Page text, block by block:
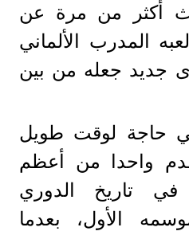
أكثر من مرة عن
المدرب الألماني
جديد جعله من بين
حاجة لوقت طويل
واحدا من أعظم
في تاريخ الدوري
الأول، بعدما